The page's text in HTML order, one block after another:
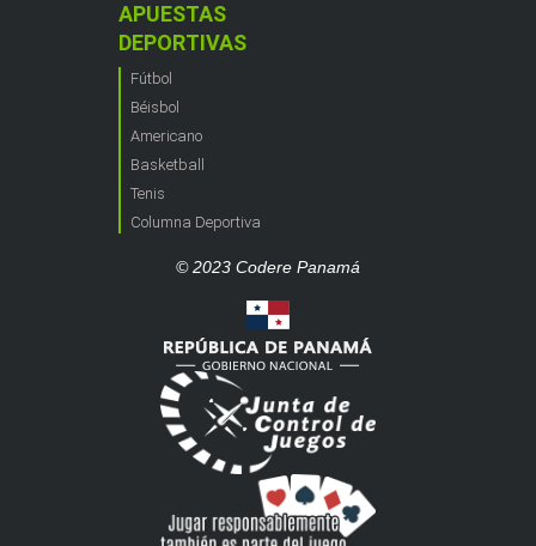
APUESTAS
DEPORTIVAS
Fútbol
Béisbol
Americano
Basketball
Tenis
Columna Deportiva
© 2023 Codere Panamá